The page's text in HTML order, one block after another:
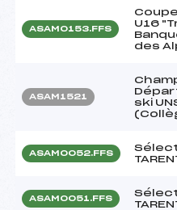
ASAM0153.FFS
U16
des
ASAM1521
ski
ASAM0052.FFS
ASAM0051.FFS